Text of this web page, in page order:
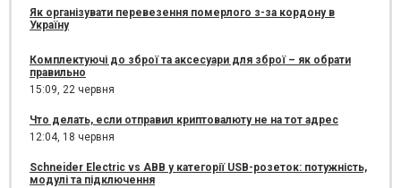
Як організувати перевезення померлого з-за кордону в
Україну
Комплектуючі до зброї та аксесуари для зброї – як обрати
правильно
15:09, 22 червня
Что делать, если отправил криптовалюту не на тот адрес
12:04, 18 червня
Schneider Electric vs ABB у категорії USB-розеток: потужність,
модулі та підключення